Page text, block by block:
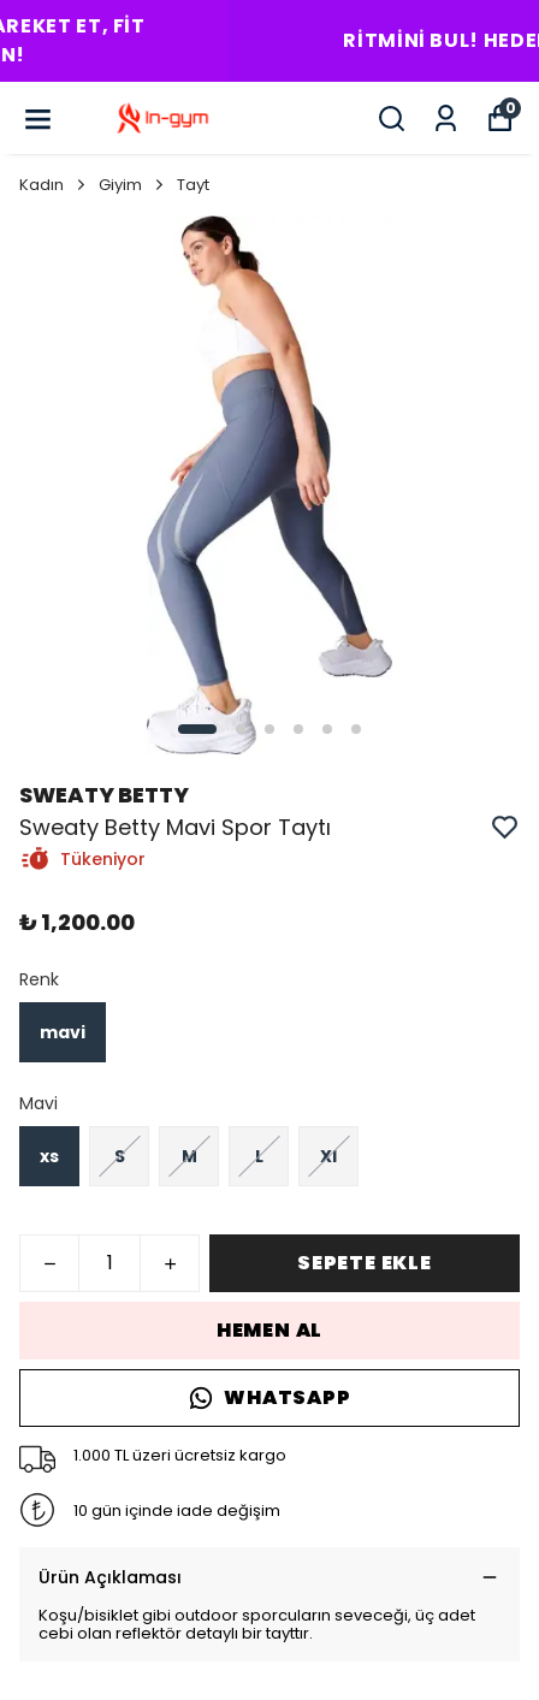
RITMINI BUL! HEDEFI YAKALA!
0
Kadın Giyim Tayt
SWEATY BETTY
Sweaty Betty Mavi Spor Taytı
Tükeniyor
₺ 1,200.00
Renk
mavi
Mavi
xs S M L Xl
SEPETE EKLE
HEMEN AL
WHATSAPP
1.000 TL üzeri ücretsiz kargo
10 gün içinde iade değişim
Ürün Açıklaması
Koşu/bisiklet gibi outdoor sporcuların seveceği, üç adet
cebi olan reflektör detaylı bir tayttır.